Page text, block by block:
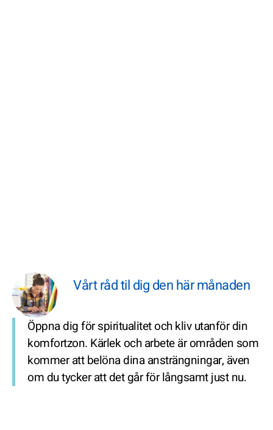
Vårt råd til dig den här månaden
Öppna dig för spiritualitet och kliv utanför din
komfortzon. Kärlek och arbete är områden som
kommer att belöna dina ansträngningar, även
om du tycker att det går för långsamt just nu.